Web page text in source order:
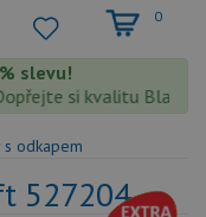
0
slevu!
si kvalitu Blanco
odkapem
527204